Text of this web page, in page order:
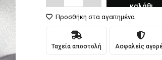
καλάθι
Προσθήκη στα αγαπημένα
Ταχεία αποστολή Ασφαλείς